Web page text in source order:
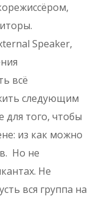
Speaker,
всё
следующим
для того, чтобы
из как можно
Но не
Не
вся группа на